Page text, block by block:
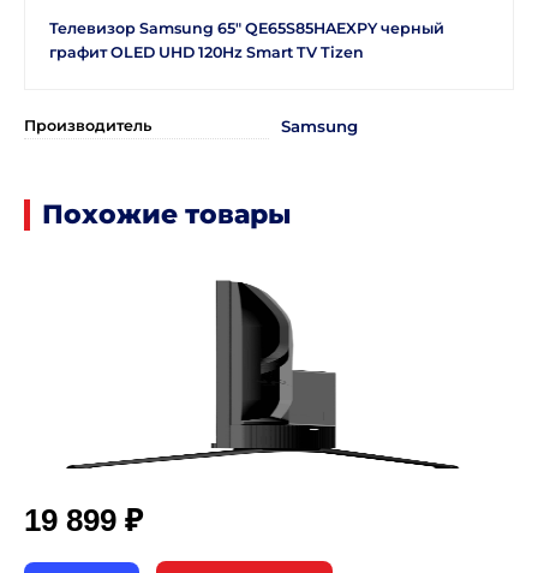
Телевизор Samsung 65" QE65S85HAEXPY черный
графит OLED UHD 120Hz Smart TV Tizen
Производитель Samsung
Похожие товары
19 899 ₽